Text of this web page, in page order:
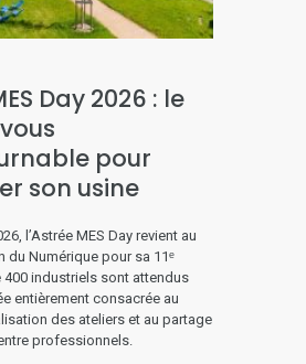
Day 2026 : le
pour
son usine
l’Astrée MES Day revient au
du Numérique pour sa 11ᵉ
400 industriels sont attendus
entièrement consacrée au
des ateliers et au partage
professionnels.